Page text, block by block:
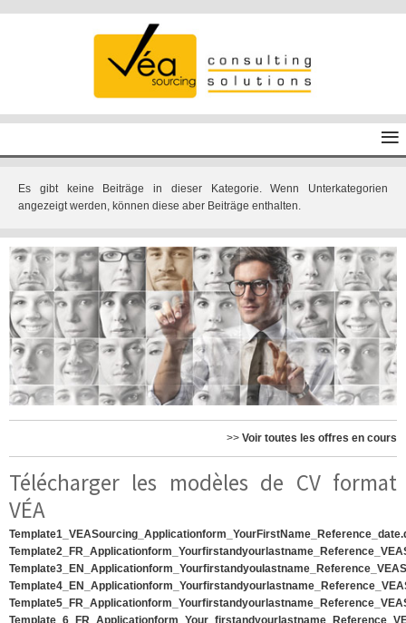
≡
Es gibt keine Beiträge in dieser Kategorie. Wenn Unterkategorien
angezeigt werden, können diese aber Beiträge enthalten.
>> Voir toutes les offres en cours
Télécharger les modèles de CV format
VÉA